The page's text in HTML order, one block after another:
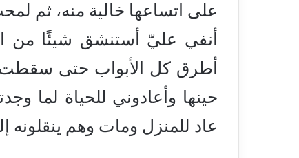
على اتساعها خالية منه، ثم
أنفي عليّ أستنشق شيئًا من
أطرق كل الأبواب حتى سقطت
حينها وأعادوني للحياة لما
عاد للمنزل ومات وهم